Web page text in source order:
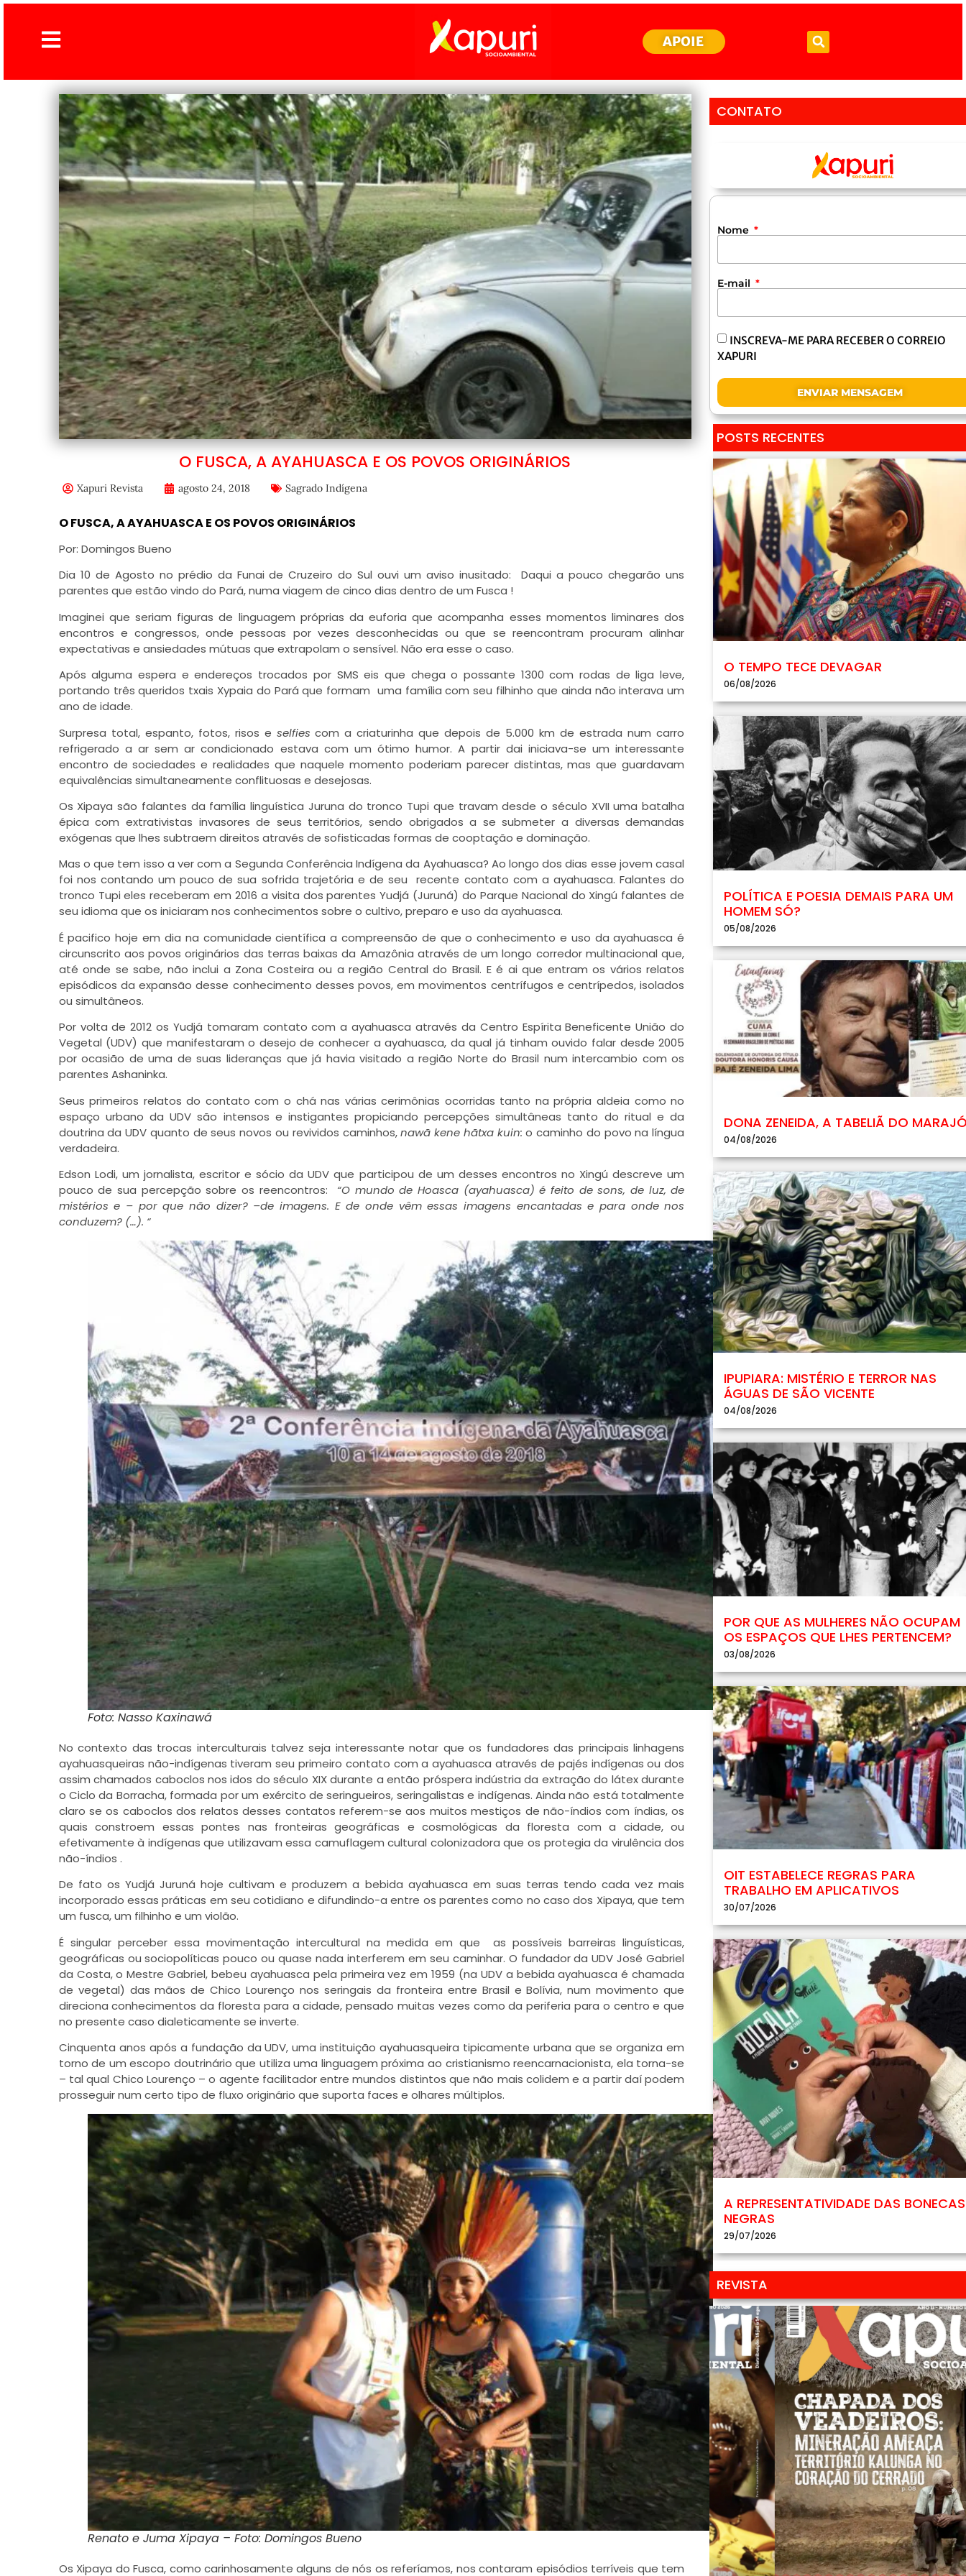
APOIE
O FUSCA, A AYAHUASCA E OS POVOS ORIGINÁRIOS
Xapuri Revista agosto 24, 2018 Sagrado Indígena
O FUSCA, A AYAHUASCA E OS POVOS ORIGINÁRIOS
Por: Domingos Bueno
Dia 10 de Agosto no prédio da Funai de Cruzeiro do Sul ouvi um aviso inusitado: Daqui a pouco chegarão uns
parentes que estão vindo do Pará, numa viagem de cinco dias dentro de um Fusca !
Imaginei que seriam figuras de linguagem próprias da euforia que acompanha esses momentos liminares dos
encontros e congressos, onde pessoas por vezes desconhecidas ou que se reencontram procuram alinhar
expectativas e ansiedades mútuas que extrapolam o sensível. Não era esse o caso.
Após alguma espera e endereços trocados por SMS eis que chega o possante 1300 com rodas de liga leve,
portando três queridos txais Xypaia do Pará que formam uma família com seu filhinho que ainda não interava um
ano de idade.
Surpresa total, espanto, fotos, risos e selfies com a criaturinha que depois de 5.000 km de estrada num carro
refrigerado a ar sem ar condicionado estava com um ótimo humor. A partir dai iniciava-se um interessante
encontro de sociedades e realidades que naquele momento poderiam parecer distintas, mas que guardavam
equivalências simultaneamente conflituosas e desejosas.
Os Xipaya são falantes da família linguística Juruna do tronco Tupi que travam desde o século XVII uma batalha
épica com extrativistas invasores de seus territórios, sendo obrigados a se submeter a diversas demandas
exógenas que lhes subtraem direitos através de sofisticadas formas de cooptação e dominação.
Mas o que tem isso a ver com a Segunda Conferência Indígena da Ayahuasca? Ao longo dos dias esse jovem casal
foi nos contando um pouco de sua sofrida trajetória e de seu recente contato com a ayahuasca. Falantes do
tronco Tupi eles receberam em 2016 a visita dos parentes Yudjá (Juruná) do Parque Nacional do Xingú falantes de
seu idioma que os iniciaram nos conhecimentos sobre o cultivo, preparo e uso da ayahuasca.
É pacifico hoje em dia na comunidade científica a compreensão de que o conhecimento e uso da ayahuasca é
circunscrito aos povos originários das terras baixas da Amazônia através de um longo corredor multinacional que,
até onde se sabe, não inclui a Zona Costeira ou a região Central do Brasil. E é ai que entram os vários relatos
episódicos da expansão desse conhecimento desses povos, em movimentos centrífugos e centrípedos, isolados
ou simultâneos.
Por volta de 2012 os Yudjá tomaram contato com a ayahuasca através da Centro Espírita Beneficente União do
Vegetal (UDV) que manifestaram o desejo de conhecer a ayahuasca, da qual já tinham ouvido falar desde 2005
por ocasião de uma de suas lideranças que já havia visitado a região Norte do Brasil num intercambio com os
parentes Ashaninka.
Seus primeiros relatos do contato com o chá nas várias cerimônias ocorridas tanto na própria aldeia como no
espaço urbano da UDV são intensos e instigantes propiciando percepções simultâneas tanto do ritual e da
doutrina da UDV quanto de seus novos ou revividos caminhos,nawã kene hãtxa kuin: o caminho do povo na língua
verdadeira.
Edson Lodi, um jornalista, escritor e sócio da UDV que participou de um desses encontros no Xingú descreve um
pouco de sua percepção sobre os reencontros: “O mundo de Hoasca (ayahuasca)é feito de sons, de luz, de
mistérios e – por que não dizer? –de imagens. E de onde vêm essas imagens encantadas e para onde nos
conduzem? (…). “
Foto: Nasso Kaxinawá
No contexto das trocas interculturais talvez seja interessante notar que os fundadores das principais linhagens
ayahuasqueiras não-indígenas tiveram seu primeiro contato com a ayahuasca através de pajés indígenas ou dos
assim chamados caboclos nos idos do século XIX durante a então próspera indústria da extração do látex durante
o Ciclo da Borracha, formada por um exército de seringueiros, seringalistas e indígenas. Ainda não está totalmente
claro se os caboclos dos relatos desses contatos referem-se aos muitos mestiços de não-índios com índias, os
quais constroem essas pontes nas fronteiras geográficas e cosmológicas da floresta com a cidade, ou
efetivamente à indígenas que utilizavam essa camuflagem cultural colonizadora que os protegia da virulência dos
não-índios .
De fato os Yudjá Juruná hoje cultivam e produzem a bebida ayahuasca em suas terras tendo cada vez mais
incorporado essas práticas em seu cotidiano e difundindo-a entre os parentes como no caso dos Xipaya, que tem
um fusca, um filhinho e um violão.
É singular perceber essa movimentação intercultural na medida em que as possíveis barreiras linguísticas,
geográficas ou sociopolíticas pouco ou quase nada interferem em seu caminhar. O fundador da UDV José Gabriel
da Costa, o Mestre Gabriel, bebeu ayahuasca pela primeira vez em 1959 (na UDV a bebida ayahuasca é chamada
de vegetal) das mãos de Chico Lourenço nos seringais da fronteira entre Brasil e Bolívia, num movimento que
direciona conhecimentos da floresta para a cidade, pensado muitas vezes como da periferia para o centro e que
no presente caso dialeticamente se inverte.
Cinquenta anos após a fundação da UDV, uma instituição ayahuasqueira tipicamente urbana que se organiza em
torno de um escopo doutrinário que utiliza uma linguagem próxima ao cristianismo reencarnacionista, ela torna-se
– tal qual Chico Lourenço – o agente facilitador entre mundos distintos que não mais colidem e a partir daí podem
prosseguir num certo tipo de fluxo originário que suporta faces e olhares múltiplos.
Renato e Juma Xipaya – Foto: Domingos Bueno
Os Xipaya do Fusca, como carinhosamente alguns de nós os referíamos, nos contaram episódios terríveis que tem
CONTATO
Nome
E-mail
INSCREVA-ME PARA RECEBER O CORREIO
XAPURI
ENVIAR MENSAGEM
POSTS RECENTES
O TEMPO TECE DEVAGAR
06/08/2026
POLÍTICA E POESIA DEMAIS PARA UM
HOMEM SÓ?
05/08/2026
DONA ZENEIDA, A TABELIÃ DO
04/08/2026
IPUPIARA: MISTÉRIO E TERROR NAS
ÁGUAS DE SÃO VICENTE
04/08/2026
POR QUE AS MULHERES NÃO OCUPAM
OS ESPAÇOS QUE LHES PERTENCEM?
03/08/2026
OIT ESTABELECE REGRAS PARA
TRABALHO EM APLICATIVOS
30/07/2026
A REPRESENTATIVIDADE DAS BONECAS
NEGRAS
29/07/2026
REVISTA